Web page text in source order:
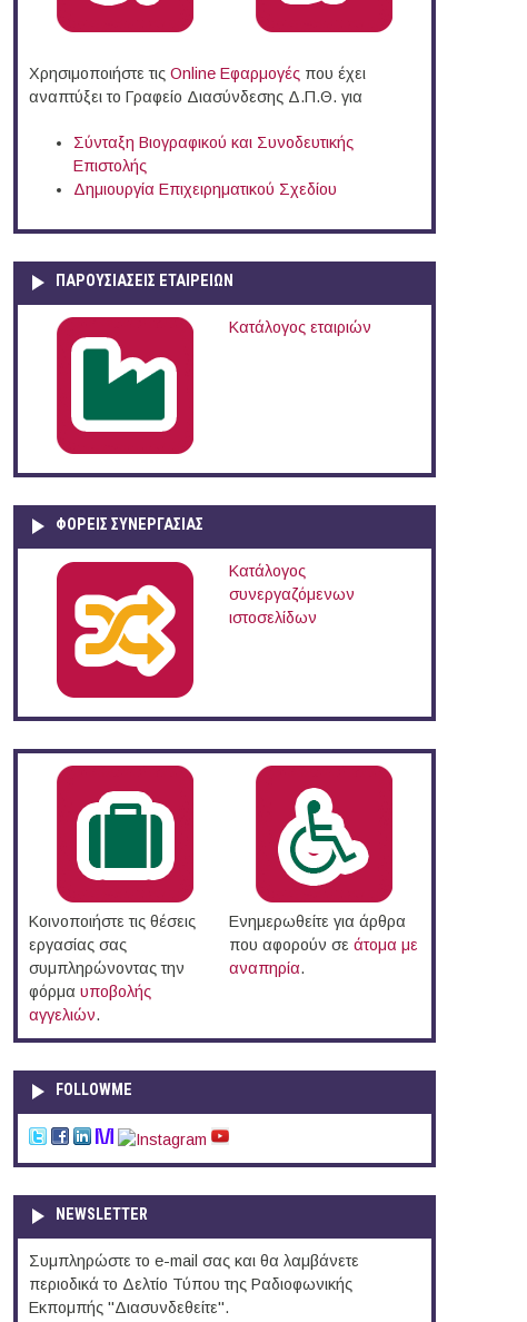
Χρησιμοποιήστε τις Online Eφαρμογές που έχει
αναπτύξει το Γραφείο Διασύνδεσης Δ.Π.Θ. για
Σύνταξη Βιογραφικού και Συνοδευτικής
Επιστολής
Δημιουργία Επιχειρηματικού Σχεδίου
ΠΑΡΟΥΣΙΆΣΕΙΣ ΕΤΑΙΡΕΙΏΝ
Κατάλογος εταιριών
ΦΟΡΕΙΣ ΣΥΝΕΡΓΑΣΙΑΣ
Κατάλογος
συνεργαζόμενων
ιστοσελίδων
Κοινοποιήστε τις θέσεις
εργασίας σας
συμπληρώνοντας την
φόρμα υποβολής
αγγελιών.
Ενημερωθείτε για άρθρα
που αφορούν σε άτομα με
αναπηρία.
FOLLOWME
NEWSLETTER
Συμπληρώστε το e-mail σας και θα λαμβάνετε
περιοδικά το Δελτίο Τύπου της Ραδιοφωνικής
Εκπομπής "Διασυνδεθείτε".